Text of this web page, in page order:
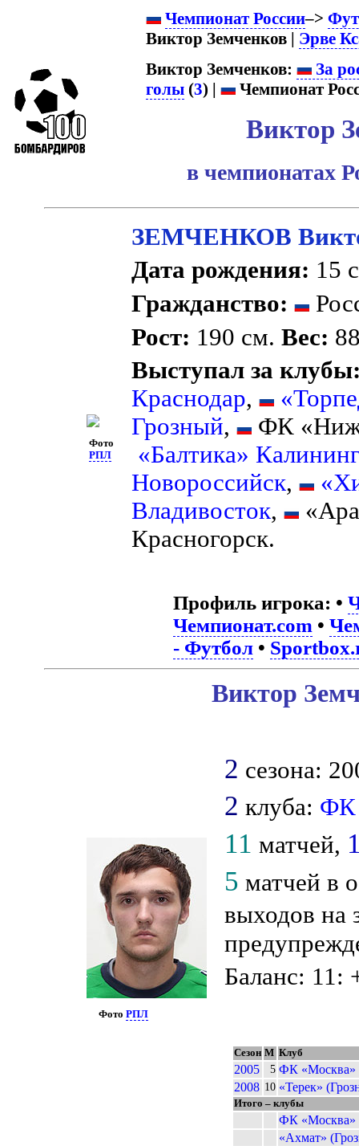
Чемпионат России–>
Виктор Земченков | Эрве
Виктор Земченков:
За
голы (3) | Чемпионат
Виктор
в чемпионатах
Фото
РПЛ
ЗЕМЧЕНКОВ
Дата рождения: 15
Гражданство:
Рост: 190 см.Вес:
Выступал за
Краснодар,
Грозный,
ФК
«Балтика»
Новороссийск,
Владивосток,
Красногорск.
Профиль игрока: •
Чемпионат.com •
- Футбол•
Фото РПЛ
Виктор
2 сезона:
2 клуба: ФК
11 матчей,
5 матчей в
выходов на
Баланс: 11:
Сезон М Клуб
2005 5 ФК «Москва»
2008 10 «Терек»
Итого – клубы
ФК «Москва»
«Ахмат»